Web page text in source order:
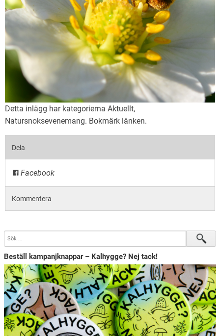
Detta inlägg har kategorierna Aktuellt,
Natursnoksevenemang. Bokmärk länken.
Dela
Facebook
Kommentera
Beställ kampanjknappar – Kalhygge? Nej tack!